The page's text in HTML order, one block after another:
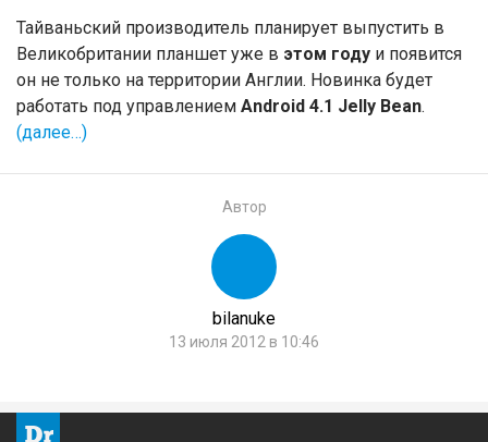
Тайваньский производитель планирует выпустить в
Великобритании планшет уже в этом году и появится
он не только на территории Англии. Новинка будет
работать под управлением Android 4.1 Jelly Bean.
(далее…)
Автор
bilanuke
13 июля 2012 в 10:46